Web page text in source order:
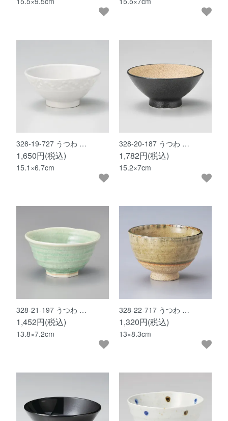
328-19-727 うつわ …
1,650円(税込)
15.1×6.7cm
328-20-187 うつわ …
1,782円(税込)
15.2×7cm
328-21-197 うつわ …
1,452円(税込)
13.8×7.2cm
328-22-717 うつわ …
1,320円(税込)
13×8.3cm